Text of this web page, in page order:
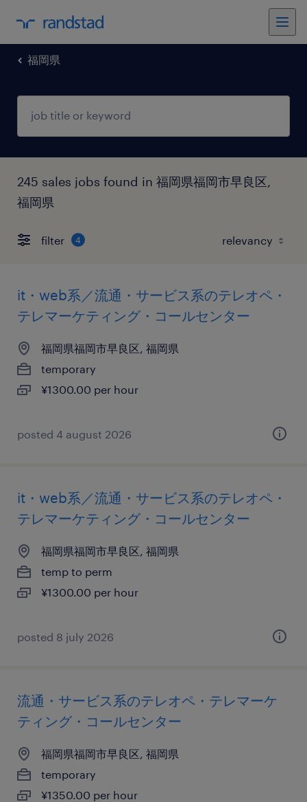
福岡県
245 sales jobs found in 福岡県福岡市早良区,
福岡県
filter 4
it・web系／流通・サービス系のテレオペ・
テレマーケティング・コールセンター
福岡県福岡市早良区, 福岡県
temporary
¥1300.00 per hour
posted 4 august 2026
it・web系／流通・サービス系のテレオペ・
テレマーケティング・コールセンター
福岡県福岡市早良区, 福岡県
temp to perm
¥1300.00 per hour
posted 8 july 2026
流通・サービス系のテレオペ・テレマーケ
ティング・コールセンター
福岡県福岡市早良区, 福岡県
temporary
¥1350.00 per hour